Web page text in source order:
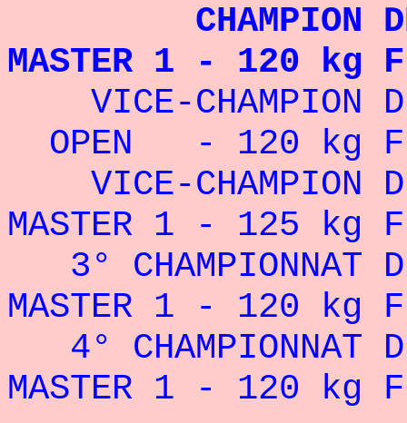
CHAMPION DE
MASTER 1 - 120 kg
VICE-CHAMPION
OPEN - 120 kg
VICE-CHAMPION
MASTER 1 - 125 kg
3° CHAMPIONNAT
MASTER 1 - 120 kg
4° CHAMPIONNAT
MASTER 1 - 120 kg